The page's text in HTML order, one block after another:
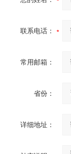
联系电话：
常用邮箱：
省份：
详细地址：